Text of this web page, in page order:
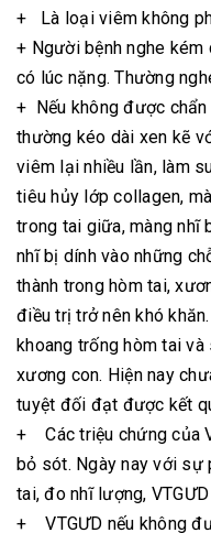
+ Là loại viêm không
+ Người bệnh nghe kém
có lúc nặng. Thường
+ Nếu không được
thường kéo dài xen kẽ
viêm lại nhiều lần, làm
tiêu hủy lớp collagen,
trong tai giữa, màng nhĩ
nhĩ bị dính vào những
thành trong hòm tai,
điều trị trở nên khó
khoang trống hòm tai
xương con. Hiện nay
tuyệt đối đạt được kết
+ Các triệu chứng của
bỏ sót. Ngày nay với sự
tai, đo nhĩ lượng,
+ VTGƯD nếu không